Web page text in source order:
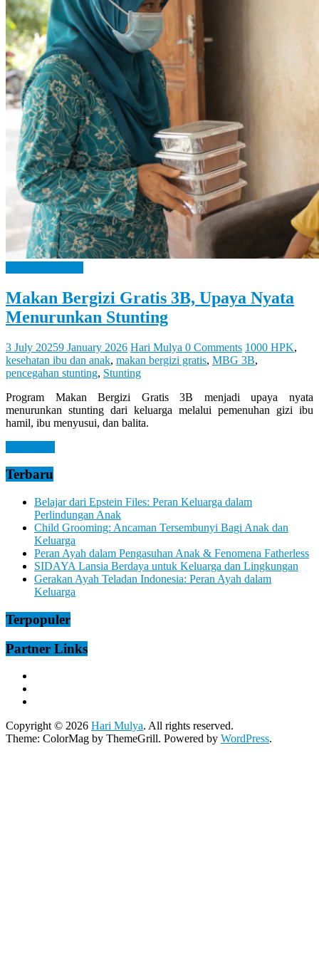
You
Feel
It
Makan Bergizi Gratis 3B, Upaya Nyata
Menurunkan Stunting
3 July 20259 January 2026 Hari Mulya 0 Comments 1000 HPK,
kesehatan ibu dan anak, makan bergizi gratis, MBG 3B,
pencegahan stunting, Stunting
Program Makan Bergizi Gratis 3B menjadi upaya nyata
menurunkan stunting dari keluarga melalui pemenuhan gizi ibu
hamil, ibu menyusui, dan balita.
Terbaru
Belajar dari Epstein Files: Peran Keluarga dalam
Perlindungan Anak
Child Grooming: Ancaman Tersembunyi Bagi Anak dan
Keluarga
Peran Ayah dalam Pengasuhan Anak & Fenomena Fatherless
SIDAYA Lansia Berdaya untuk Keluarga dan Lingkungan
Gerakan Ayah Teladan Indonesia: Peran Ayah dalam
Keluarga
Terpopuler
Partner Links
Copyright © 2026 Hari Mulya. All rights reserved.
Theme: ColorMag by ThemeGrill. Powered by WordPress.